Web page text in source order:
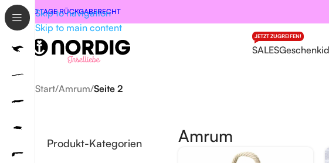
Skip to navigation
Skip to main content
30 TAGE RÜCKGABERECHT
SALES
JETZT ZUGREIFEN!
Start/Amrum/Seite 2
Produkt-Kategorien Amrum